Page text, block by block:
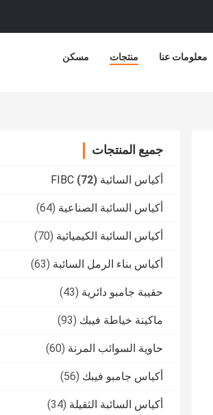
مسكن منتجات معلومات عنا
جميع المنتجات
أكياس السائبة FIBC (72)
أكياس السائبة الصناعية (64)
أكياس السائبة الكيميائية (70)
أكياس بناء الرمل السائبة (63)
حقيبة جامبو دائرية (43)
ماكينة خياطة فيبك (93)
حاوية السوائب المرنة (60)
أكياس جامبو فيبك (56)
أكياس السائبة الثقيلة (34)